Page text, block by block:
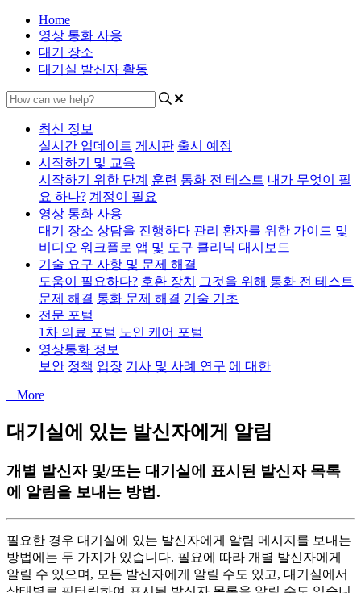
Home
영상 통화 사용
대기 장소
대기실 발신자 활동
최신 정보
실시간 업데이트 게시판 출시 예정
시작하기 및 교육
시작하기 위한 단계 훈련 통화 전 테스트 내가 무엇이 필
요 하나? 계정이 필요
영상 통화 사용
대기 장소 상담을 진행하다 관리 환자를 위한 가이드 및
비디오 워크플로 앱 및 도구 클리닉 대시보드
기술 요구 사항 및 문제 해결
도움이 필요하다? 호환 장치 그것을 위해 통화 전 테스트
문제 해결 통화 문제 해결 기술 기초
전문 포털
1차 의료 포털 노인 케어 포털
영상통화 정보
보안 정책 입장 기사 및 사례 연구 에 대한
+ More
대기실에 있는 발신자에게 알림
개별 발신자 및/또는 대기실에 표시된 발신자 목록
에 알림을 보내는 방법.
필 요한 경우 대 기 실에 있는 발신자에 게 알림 메 시 지 를 보 내 는
방법에 는 두 가지 가 있습니 다. 필 요에 따라 개 별 발신자에 게
알릴 수 있 으며 , 모 든 발신자에 게 알릴 수도 있 고, 대 기 실에 서